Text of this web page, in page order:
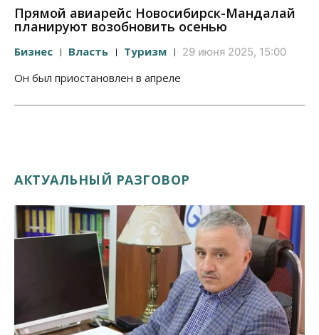
Прямой авиарейс Новосибирск-Мандалай
планируют возобновить осенью
Бизнес Власть Туризм 29 июня 2025, 15:00
Он был приостановлен в апреле
АКТУАЛЬНЫЙ РАЗГОВОР